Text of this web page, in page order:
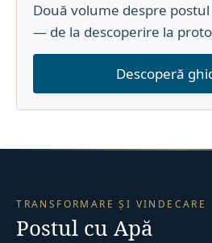
Două volume despre
— de la descoperire la
Descoperă
TRANSFORMARE ȘI VINDECARE
Postul cu Apă